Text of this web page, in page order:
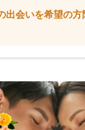
出会いを希望の方